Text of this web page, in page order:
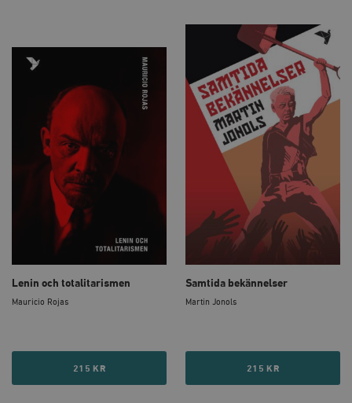
Lenin och totalitarismen
Mauricio Rojas
215 KR
Samtida bekännelser
Martin Jonols
215 KR